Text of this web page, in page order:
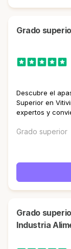
Grado
Descubre el
Superior en
expertos y
Grado superior
Grado superior en Procesos y Calidad en la
Industria